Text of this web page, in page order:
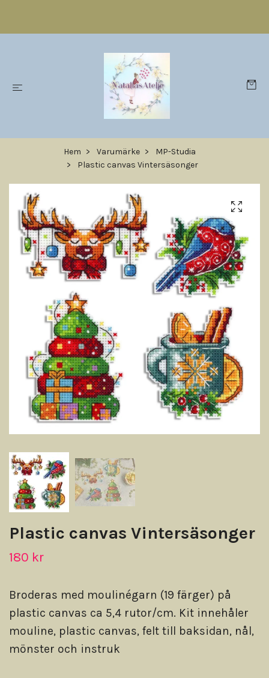
Hem Varumärke
MP-Studia
Plastic canvas Vintersäsonger
Plastic canvas Vintersäsonger
180 kr
Broderas med moulinégarn (19 färger) på
plastic canvas ca 5,4 rutor/cm. Kit innehåler
mouline, plastic canvas, felt till baksidan, nål,
mönster och instruk